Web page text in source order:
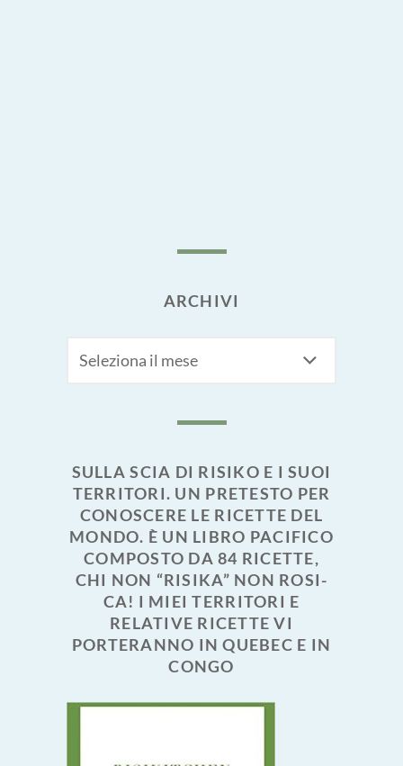
ARCHIVI
SULLA SCIA DI RISIKO E I SUOI
TERRITORI. UN PRETESTO PER
CONOSCERE LE RICETTE DEL
MONDO. È UN LIBRO PACIFICO
COMPOSTO DA 84 RICETTE,
CHI NON “RISIKA” NON ROSI-
CA! I MIEI TERRITORI E
RELATIVE RICETTE VI
PORTERANNO IN QUEBEC E IN
CONGO